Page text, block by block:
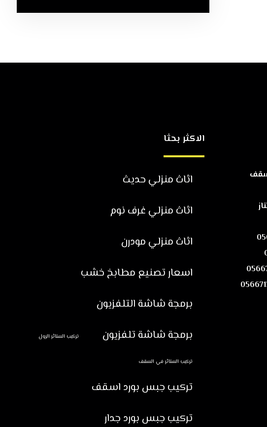
|0566713352| اسقف
الاكثر بحثا
اثاث منزلي حديث
اثاث منزلي غرف نوم
اثاث منزلي مودرن
اسعار تصنيع مطابخ خشب
برمجة شاشة التلفزيون
برمجة شاشة تلفزيون
تركيب الستائر الرول
تركيب الستائر في السقف
تركيب جبس بورد اسقف
تركيب جبس بورد جدار